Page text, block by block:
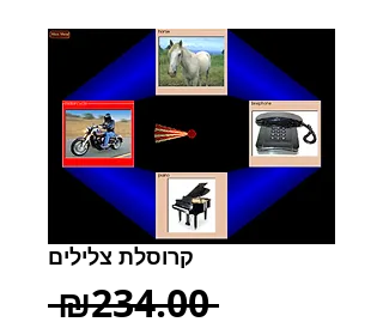
קרוסלת צלילים
₪234.00 Regular